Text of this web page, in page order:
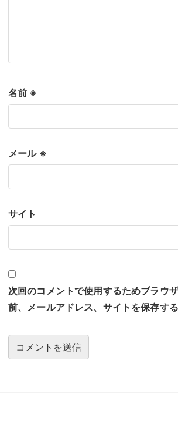
名前 ※
メール ※
サイト
次回のコメントで使用するためブラウ
前、メールアドレス、サイトを保存する